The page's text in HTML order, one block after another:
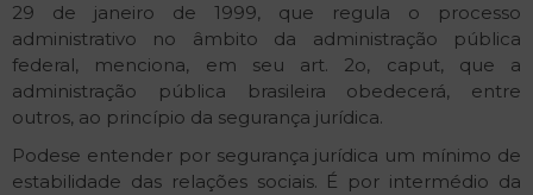
29 de janeiro de 1999, que regula o processo
administrativo no âmbito da administração pública
federal, menciona, em seu art. 2o, caput, que a
administração pública brasileira obedecerá, entre
outros, ao princípio da segurança jurídica.
Pode­se entender por segurança jurídica um mínimo de
estabilidade das relações sociais. É por intermédio da